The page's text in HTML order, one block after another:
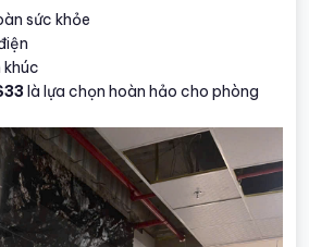
sức khỏe
là lựa chọn hoàn hảo cho phòng